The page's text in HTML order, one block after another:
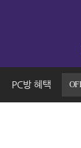
PC방 혜택